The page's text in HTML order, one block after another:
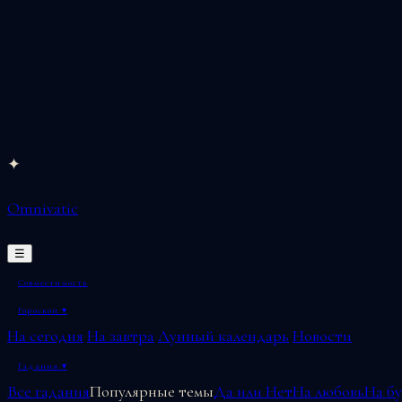
Перейти
содержимому
✦
Omnivatic
☰
Совместимость
Гороскоп ▾
На сегодня На завтраЛунный календарь Новости
Гадания ▾
Все гаданияПопулярные темыДа или НетНа любовьНа